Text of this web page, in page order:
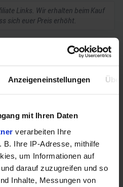
Anzeigeneinstellungen
mit Ihren Daten
verarbeiten Ihre
B. Ihre IP-Adresse, mithilfe
um Informationen auf
darauf zuzugreifen und so
Inhalte, Messungen von
Links. Wir erhalten beim Kauf
sich euer Preis erhöht.
PC mit RTX 5070